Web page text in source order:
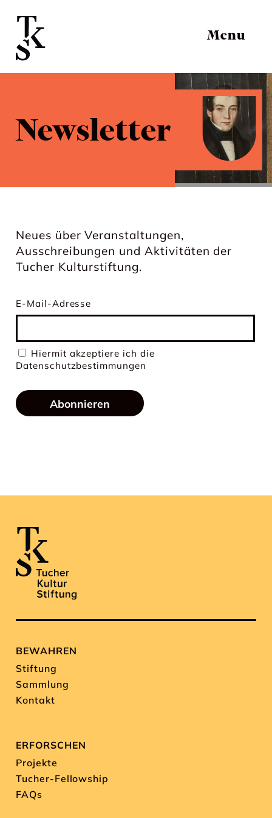
Menu
Newsletter
Neues über Veranstaltungen,
Ausschreibungen und Aktivitäten der
Tucher Kulturstiftung.
E-Mail-Adresse
Hiermit akzeptiere ich die
Datenschutzbestimmungen
BEWAHREN
Stiftung
Sammlung
Kontakt
ERFORSCHEN
Projekte
Tucher-Fellowship
FAQs